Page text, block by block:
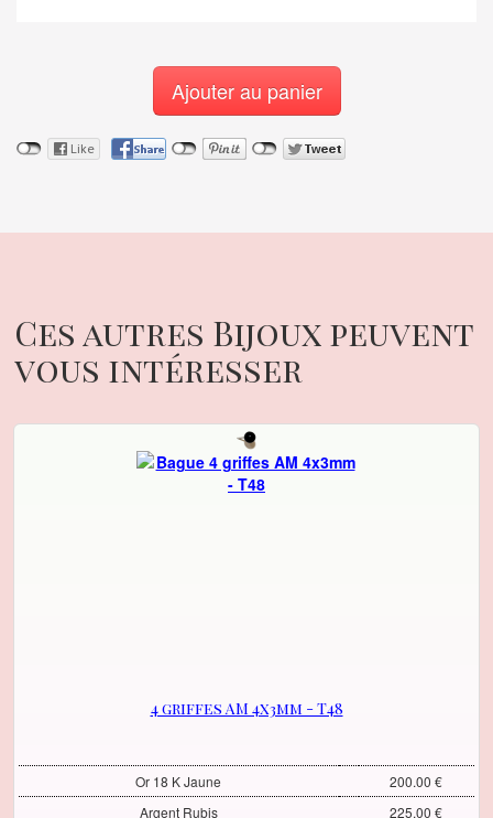
Ajouter au panier
Ces autres Bijoux peuvent
vous intéresser
4 griffes AM 4x3mm - T48
Or 18 K Jaune
200.00 €
Argent Rubis
225.00 €